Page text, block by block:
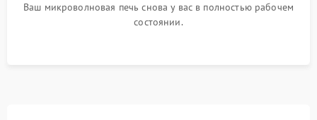
Ваш микроволновая печь снова у вас в полностью рабочем
состоянии.